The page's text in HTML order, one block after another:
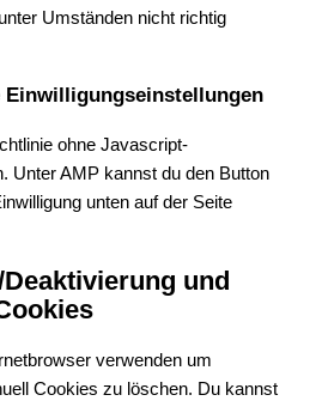
Umständen nicht richtig
Einwilligungseinstellungen
ohne Javascript-
Unter AMP kannst du den Button
unten auf der Seite
und
verwenden um
Cookies zu löschen. Du kannst